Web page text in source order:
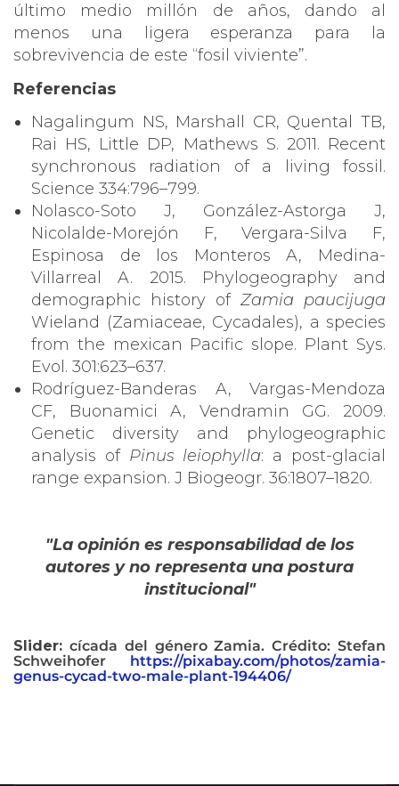
último medio millón de años, dando al
menos una ligera esperanza para la
sobrevivencia de este “fosil viviente”.
Referencias
Nagalingum NS, Marshall CR, Quental TB,
Rai HS, Little DP, Mathews S. 2011. Recent
synchronous radiation of a living fossil.
Science 334:796–799.
Nolasco-Soto J, González-Astorga J,
Nicolalde-Morejón F, Vergara-Silva F,
Espinosa de los Monteros A, Medina-
Villarreal A. 2015. Phylogeography and
demographic history of Zamia paucijuga
Wieland (Zamiaceae, Cycadales), a species
from the mexican Pacific slope. Plant Sys.
Evol. 301:623–637.
Rodríguez-Banderas A, Vargas-Mendoza
CF, Buonamici A, Vendramin GG. 2009.
Genetic diversity and phylogeographic
analysis of Pinus leiophylla: a post-glacial
range expansion. J Biogeogr. 36:1807–1820.
"La opinión es responsabilidad de los
autores y no representa una postura
institucional"
Slider: cícada del género Zamia. Crédito: Stefan
Schweihofer https://pixabay.com/photos/zamia-
genus-cycad-two-male-plant-194406/